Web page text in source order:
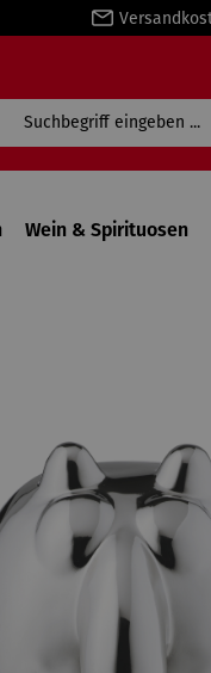
Wein & Spirituosen